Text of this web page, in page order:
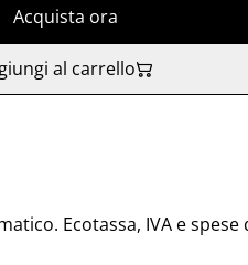
Acquista ora
al carrello
Ecotassa, IVA e